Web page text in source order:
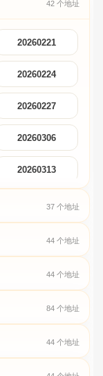
42 个地址
20260221
20260224
20260227
20260306
20260313
20260320第4期
20260326
20260403王鹤棣
答题
37 个地址
44 个地址
44 个地址
84 个地址
44 个地址